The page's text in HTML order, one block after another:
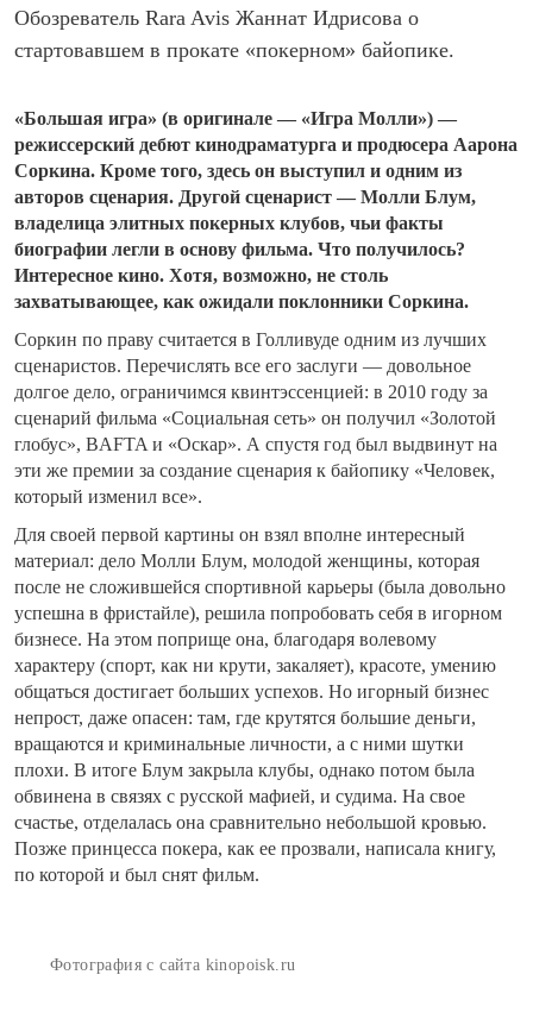
Обозреватель Rara Avis Жаннат Идрисова о
стартовавшем в прокате «покерном» байопике.
«Большая игра» (в оригинале — «Игра Молли») —
режиссерский дебют кинодраматурга и продюсера Аарона
Соркина. Кроме того, здесь он выступил и одним из
авторов сценария. Другой сценарист — Молли Блум,
владелица элитных покерных клубов, чьи факты
биографии легли в основу фильма. Что получилось?
Интересное кино. Хотя, возможно, не столь
захватывающее, как ожидали поклонники Соркина.
Соркин по праву считается в Голливуде одним из лучших
сценаристов. Перечислять все его заслуги — довольное
долгое дело, ограничимся квинтэссенцией: в 2010 году за
сценарий фильма «Социальная сеть» он получил «Золотой
глобус», BAFTA и «Оскар». А спустя год был выдвинут на
эти же премии за создание сценария к байопику «Человек,
который изменил все».
Для своей первой картины он взял вполне интересный
материал: дело Молли Блум, молодой женщины, которая
после не сложившейся спортивной карьеры (была довольно
успешна в фристайле), решила попробовать себя в игорном
бизнесе. На этом поприще она, благодаря волевому
характеру (спорт, как ни крути, закаляет), красоте, умению
общаться достигает больших успехов. Но игорный бизнес
непрост, даже опасен: там, где крутятся большие деньги,
вращаются и криминальные личности, а с ними шутки
плохи. В итоге Блум закрыла клубы, однако потом была
обвинена в связях с русской мафией, и судима. На свое
счастье, отделалась она сравнительно небольшой кровью.
Позже принцесса покера, как ее прозвали, написала книгу,
по которой и был снят фильм.
Фотография с сайта kinopoisk.ru